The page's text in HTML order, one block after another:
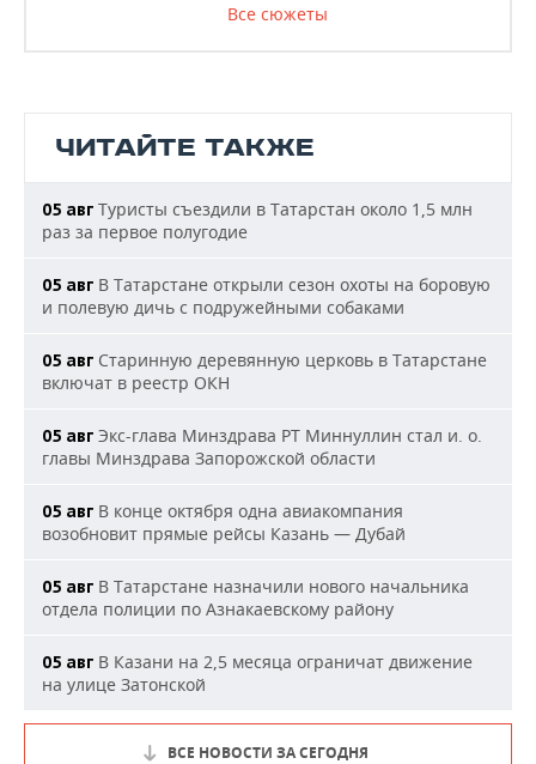
Все сюжеты
ЧИТАЙТЕ ТАКЖЕ
05 авг Туристы съездили в Татарстан около 1,5 млн
раз за первое полугодие
05 авг В Татарстане открыли сезон охоты на боровую
и полевую дичь с подружейными собаками
05 авг Старинную деревянную церковь в Татарстане
включат в реестр ОКН
05 авг Экс-глава Минздрава РТ Миннуллин стал и. о.
главы Минздрава Запорожской области
05 авг В конце октября одна авиакомпания
возобновит прямые рейсы Казань — Дубай
05 авг В Татарстане назначили нового начальника
отдела полиции по Азнакаевскому району
05 авг В Казани на 2,5 месяца ограничат движение
на улице Затонской
ВСЕ НОВОСТИ ЗА СЕГОДНЯ